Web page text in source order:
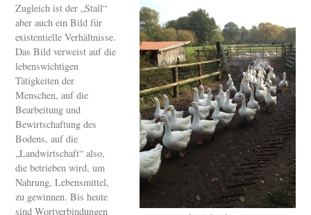
Zugleich ist der „Stall“
aber auch ein Bild für
existentielle Verhältnisse.
Das Bild verweist auf die
lebenswichtigen
Tätigkeiten der
Menschen, auf die
Bearbeitung und
Bewirtschaftung des
Bodens, auf die
„Landwirtschaft“ also,
die betrieben wird, um
Nahrung, Lebensmittel,
zu gewinnen. Bis heute
sind Wortverbindungen